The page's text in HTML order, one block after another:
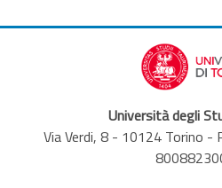
Università degli
Via Verdi, 8 - 10124 Torino -